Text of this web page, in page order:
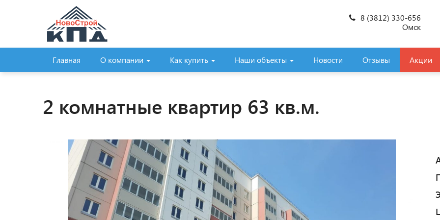
8 (3812) 330-656
Омск
Главная О компании Как купить Наши объекты Новости Отзывы Акции
2 комнатные квартир 63 кв.м.